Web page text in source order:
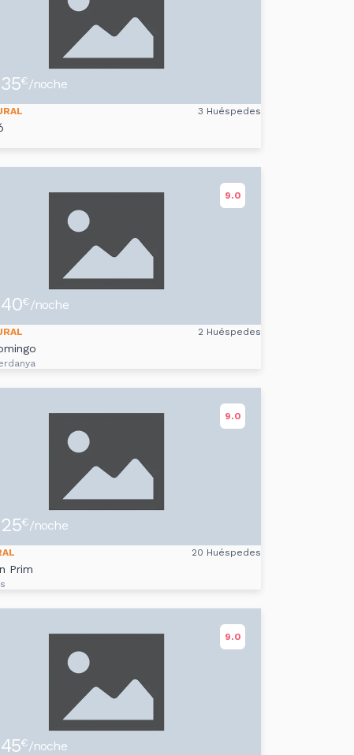
35€/noche
3 Huéspedes
9.0
40€/noche
2 Huéspedes
9.0
25€/noche
20 Huéspedes
Prim
9.0
45€/noche